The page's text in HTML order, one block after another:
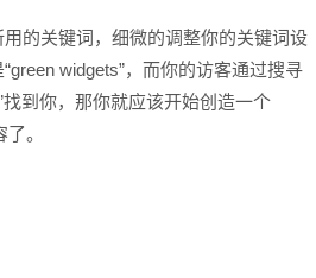
的关键词，细微的调整你的关键词设
widgets”，而你的访客通过搜寻
找到你，那你就应该开始创造一个
。